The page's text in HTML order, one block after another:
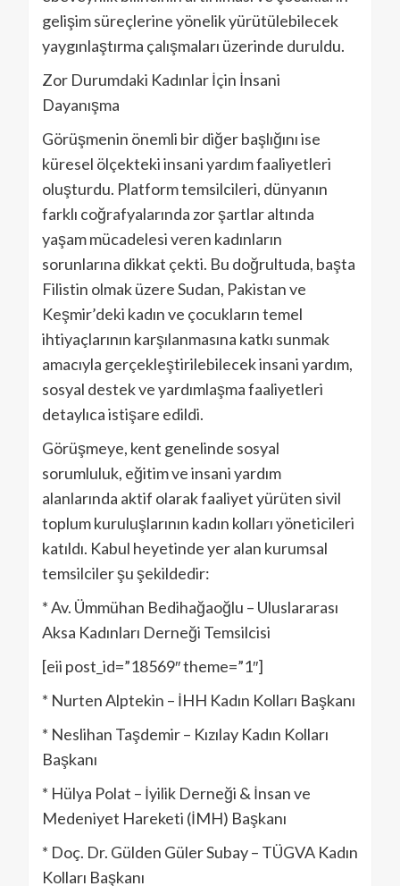
gelişim süreçlerine yönelik yürütülebilecek
yaygınlaştırma çalışmaları üzerinde duruldu.
Zor Durumdaki Kadınlar İçin İnsani
Dayanışma
Görüşmenin önemli bir diğer başlığını ise
küresel ölçekteki insani yardım faaliyetleri
oluşturdu. Platform temsilcileri, dünyanın
farklı coğrafyalarında zor şartlar altında
yaşam mücadelesi veren kadınların
sorunlarına dikkat çekti. Bu doğrultuda, başta
Filistin olmak üzere Sudan, Pakistan ve
Keşmir’deki kadın ve çocukların temel
ihtiyaçlarının karşılanmasına katkı sunmak
amacıyla gerçekleştirilebilecek insani yardım,
sosyal destek ve yardımlaşma faaliyetleri
detaylıca istişare edildi.
Görüşmeye, kent genelinde sosyal
sorumluluk, eğitim ve insani yardım
alanlarında aktif olarak faaliyet yürüten sivil
toplum kuruluşlarının kadın kolları yöneticileri
katıldı. Kabul heyetinde yer alan kurumsal
temsilciler şu şekildedir:
* Av. Ümmühan Bedihağaoğlu – Uluslararası
Aksa Kadınları Derneği Temsilcisi
[eii post_id=”18569″ theme=”1″]
* Nurten Alptekin – İHH Kadın Kolları Başkanı
* Neslihan Taşdemir – Kızılay Kadın Kolları
Başkanı
* Hülya Polat – İyilik Derneği & İnsan ve
Medeniyet Hareketi (İMH) Başkanı
* Doç. Dr. Gülden Güler Subay – TÜGVA Kadın
Kolları Başkanı